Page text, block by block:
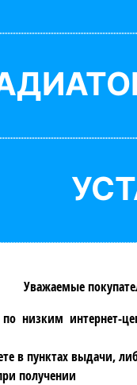
Уважаемые
низким интернет-
в пунктах выдачи,
получении